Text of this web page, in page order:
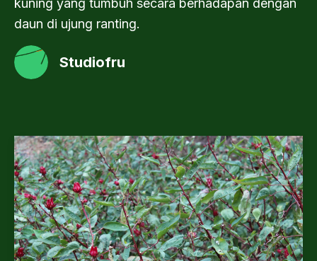
kuning yang tumbuh secara berhadapan dengan
daun di ujung ranting.
Studiofru